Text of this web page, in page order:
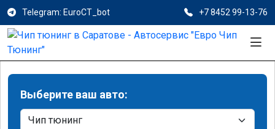
Telegram: EuroCT_bot +7 8452 99-13-76
Выберите ваш авто: